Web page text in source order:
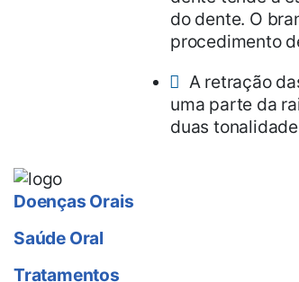
do dente. O
procedimento
A retração
uma parte da
duas
Doenças Orais
Saúde Oral
Tratamentos